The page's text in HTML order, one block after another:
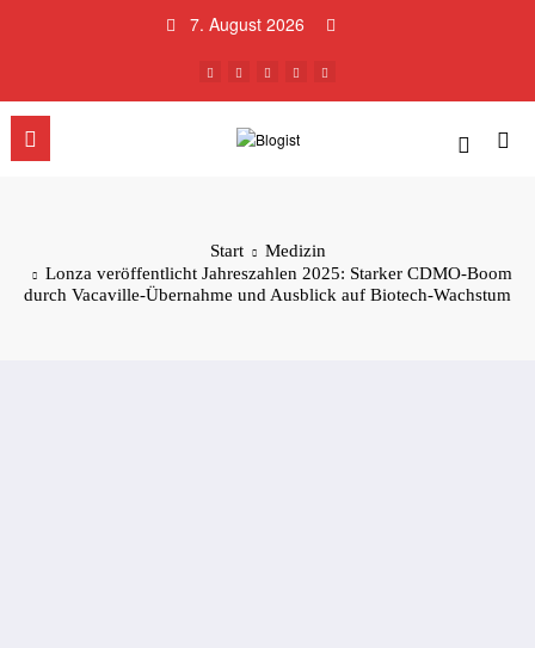
7. August 2026
Start
Medizin
Lonza veröffentlicht Jahreszahlen 2025: Starker CDMO-Boom
durch Vacaville-Übernahme und Ausblick auf Biotech-Wachstum